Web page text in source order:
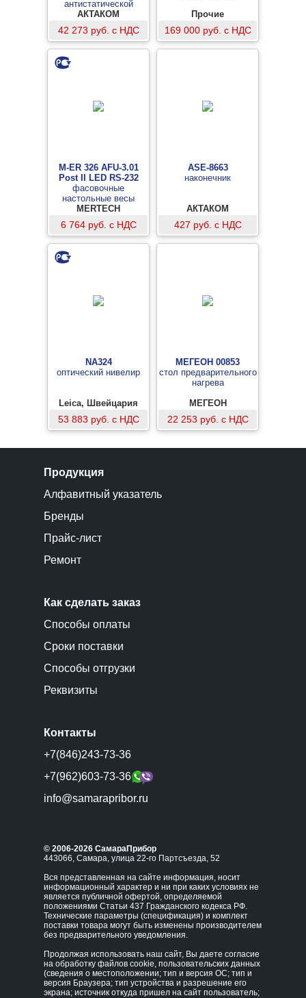
антистатической
столешницей
АКТАКОМ
42 273 руб. с НДС
Прочие
169 000 руб. с НДС
M-ER 326 AFU-3.01
Post II LED RS-232
фасовочные
настольные весы
MERTECH
6 764 руб. с НДС
ASE-8663
наконечник
АКТАКОМ
427 руб. с НДС
NA324
оптический нивелир
Leica, Швейцария
53 883 руб. с НДС
МЕГЕОН 00853
стол предварительного
нагрева
МЕГЕОН
22 253 руб. с НДС
Продукция
Алфавитный указатель
Бренды
Прайс-лист
Ремонт
Как сделать заказ
Способы оплаты
Сроки поставки
Способы отгрузки
Реквизиты
Контакты
+7(846)243-73-36
+7(962)603-73-36
info@samarapribor.ru
© 2006-2026 СамараПрибор
443066, Самара, улица 22-го Партсъезда, 52
Вся представленная на сайте информация, носит
информационный характер и ни при каких условиях не
является публичной офертой, определяемой
положениями Статьи 437 Гражданского кодекса РФ.
Технические параметры (спецификация) и комплект
поставки товара могут быть изменены производителем
без предварительного уведомления.
Продолжая использовать наш сайт, Вы даете согласие
на обработку файлов cookie, пользовательских данных
(сведения о местоположении; тип и версия ОС; тип и
версия Браузера; тип устройства и разрешение его
экрана; источник откуда пришел на сайт пользователь;